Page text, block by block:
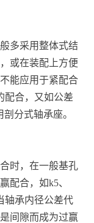
多采用整体式结
或在装配上方便
能应用于紧配合
配合，又如公差
分式轴承座。
时，在一般基孔
配合，如k5、
轴承内径公差代
间隙而成为过赢